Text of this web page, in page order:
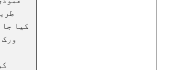
کیا